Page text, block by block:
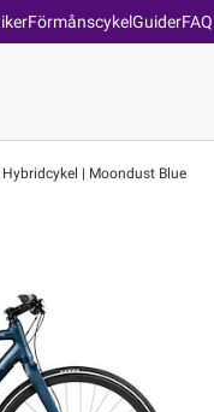
FörmånscykelGuiderFAQ
| Moondust Blue